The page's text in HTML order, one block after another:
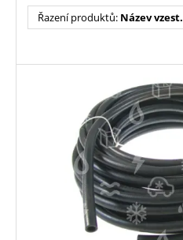
Řazení produktů: Název vzest.